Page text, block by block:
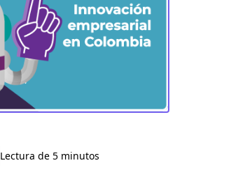
Lectura de 5 minutos